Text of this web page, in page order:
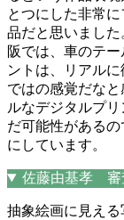
とつにした非常
品だと思いまし
阪では、車のテ
ントは、リアル
ではの感覚だな
ルなデジタルプ
だ可能性がある
にしています。
佐藤由基孝 審
抽象絵画に見え